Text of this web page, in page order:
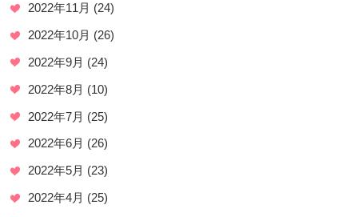
2022年11月 (24)
2022年10月 (26)
2022年9月 (24)
2022年8月 (10)
2022年7月 (25)
2022年6月 (26)
2022年5月 (23)
2022年4月 (25)